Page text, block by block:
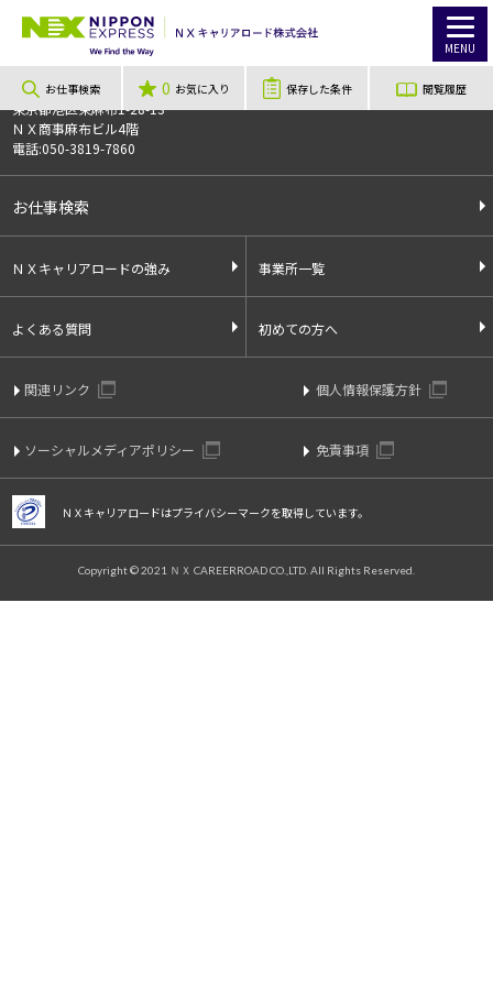
MENU
お仕事検索 0 お気に入り 保存した条件 閲覧履歴
TOP お仕事検索 【滋賀県】液晶などの原板製造
013147
〒106-0044
東京都港区東麻布1-28-13
ＮＸ商事麻布ビル4階
電話:050-3819-7860
お仕事検索
ＮＸキャリアロードの強み 事業所一覧
よくある質問 初めての方へ
関連リンク 個人情報保護方針
ソーシャルメディアポリシー 免責事項
ＮＸキャリアロードはプライバシーマークを取得しています。
Copyright © 2021 ＮＸ CAREERROAD CO.,LTD. All Rights Reserved.